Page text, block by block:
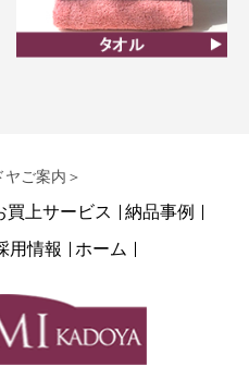
ヤご案内＞
買上サービス
納品事例
用情報 ホーム